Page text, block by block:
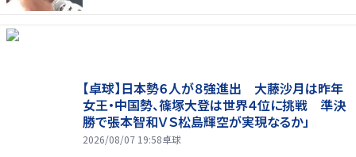
【卓球】日本勢６人が８強進出 大藤沙月は昨年
女王・中国勢、篠塚大登は世界４位に挑戦 準決
勝で張本智和ＶＳ松島輝空が実現なるか」
2026/08/07 19:58卓球